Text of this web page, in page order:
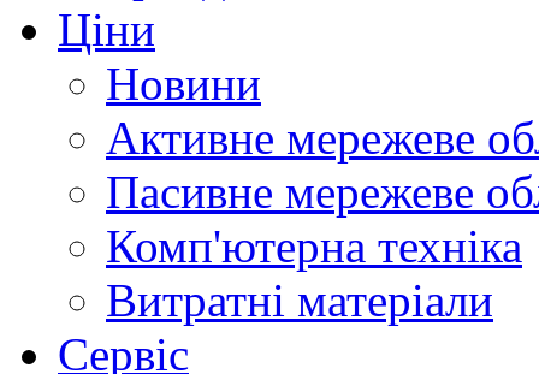
Ціни
Новини
Активне мережеве
Пасивне мережеве
Комп'ютерна техніка
Витратні матеріали
Сервіс